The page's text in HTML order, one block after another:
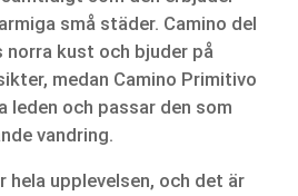
små städer. Camino del
kust och bjuder på
medan Camino Primitivo
leden och passar den som
vandring.
hela upplevelsen, och det är